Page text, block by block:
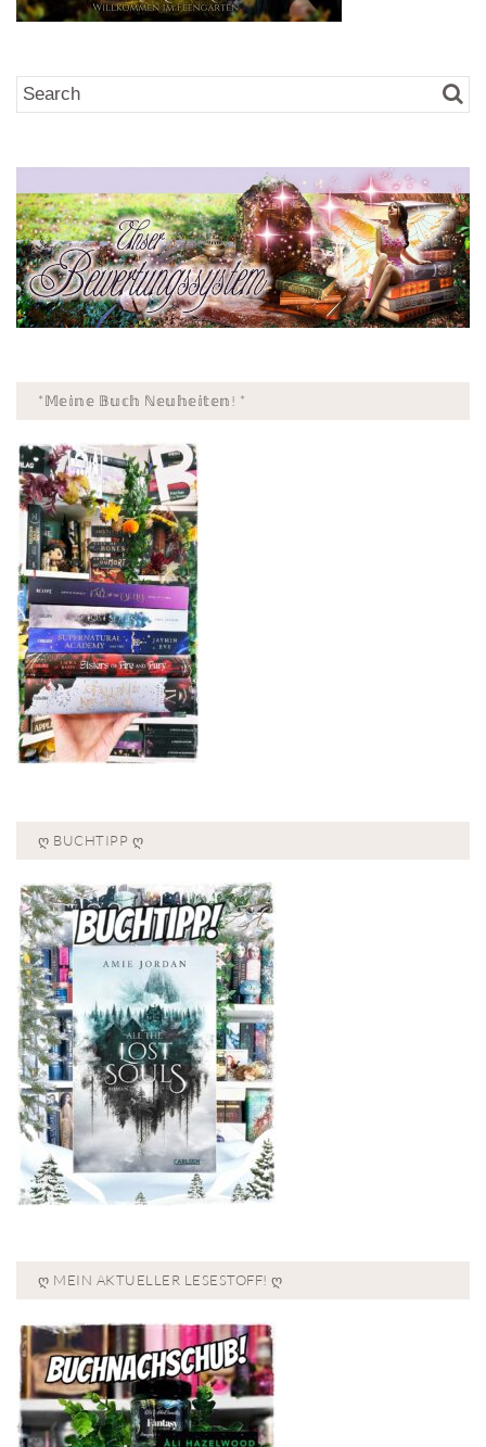
*𝕄𝕖𝕚𝕟𝕖 𝔹𝕦𝕔𝕙 ℕ𝕖𝕦𝕙𝕖𝕚𝕥𝕖𝕟! *
Ღ BUCHTIPP Ღ
Ღ MEIN AKTUELLER LESESTOFF! Ღ